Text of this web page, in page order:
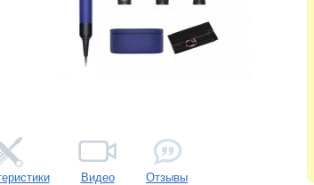
Видео Отзывы